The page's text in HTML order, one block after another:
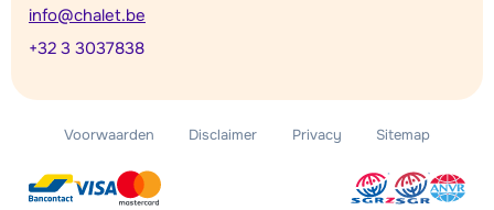
info@chalet.be
+32 3 3037838
Voorwaarden Disclaimer Privacy Sitemap